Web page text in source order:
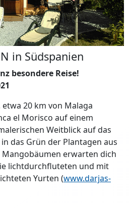
in Südspanien
besondere Reise!
20 km von Malaga
el Morisco auf einem
Weitblick auf das
das Grün der Plantagen aus
Mangobäumen erwarten dich
lichtdurchfluteten und mit
Yurten (www.darjas-